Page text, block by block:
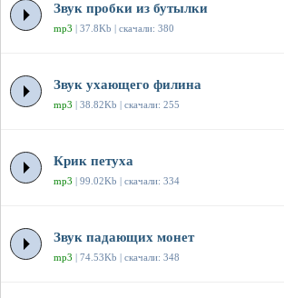
Звук пробки из бутылки
mp3 | 37.8Kb | скачали: 380
Звук ухающего филина
mp3 | 38.82Kb | скачали: 255
Крик петуха
mp3 | 99.02Kb | скачали: 334
Звук падающих монет
mp3 | 74.53Kb | скачали: 348